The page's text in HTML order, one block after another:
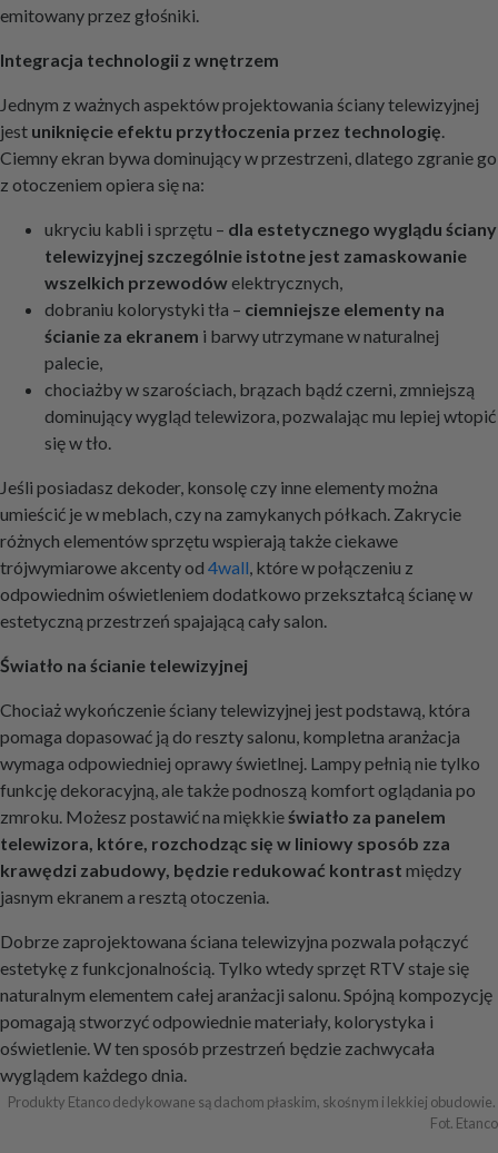
emitowany przez głośniki.
Integracja technologii z wnętrzem
Jednym z ważnych aspektów projektowania ściany telewizyjnej
jest uniknięcie efektu przytłoczenia przez technologię.
Ciemny ekran bywa dominujący w przestrzeni, dlatego zgranie go
z otoczeniem opiera się na:
ukryciu kabli i sprzętu – dla estetycznego wyglądu ściany
telewizyjnej szczególnie istotne jest zamaskowanie
wszelkich przewodówelektrycznych,
dobraniu kolorystyki tła – ciemniejsze elementy na
ścianie za ekranem i barwy utrzymane w naturalnej
palecie,
chociażby w szarościach, brązach bądź czerni, zmniejszą
dominujący wygląd telewizora, pozwalając mu lepiej wtopić
się w tło.
Jeśli posiadasz dekoder, konsolę czy inne elementy można
umieścić je w meblach, czy na zamykanych półkach. Zakrycie
różnych elementów sprzętu wspierają także ciekawe
trójwymiarowe akcenty od 4wall, które w połączeniu z
odpowiednim oświetleniem dodatkowo przekształcą ścianę w
estetyczną przestrzeń spajającą cały salon.
Światło na ścianie telewizyjnej
Chociaż wykończenie ściany telewizyjnej jest podstawą, która
pomaga dopasować ją do reszty salonu, kompletna aranżacja
wymaga odpowiedniej oprawy świetlnej. Lampy pełnią nie tylko
funkcję dekoracyjną, ale także podnoszą komfort oglądania po
zmroku. Możesz postawić na miękkieświatło za panelem
telewizora, które, rozchodząc się w liniowy sposób zza
krawędzi zabudowy, będzie redukować kontrast między
jasnym ekranem a resztą otoczenia.
Dobrze zaprojektowana ściana telewizyjna pozwala połączyć
estetykę z funkcjonalnością. Tylko wtedy sprzęt RTV staje się
naturalnym elementem całej aranżacji salonu. Spójną kompozycję
pomagają stworzyć odpowiednie materiały, kolorystyka i
oświetlenie. W ten sposób przestrzeń będzie zachwycała
wyglądem każdego dnia.
Produkty Etanco dedykowane są dachom płaskim, skośnym i lekkiej obudowie.
Fot. Etanco